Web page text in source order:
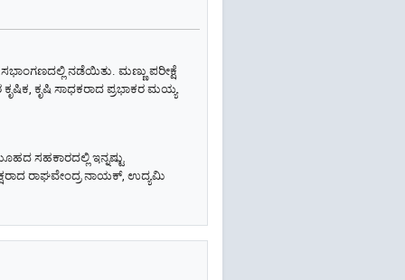
ನಡೆಯಿತು. ಮಣ್ಣು ಪರೀಕ್ಷೆ
ಕೃಷಿ ಸಾಧಕರಾದ ಪ್ರಭಾಕರ ಮಯ್ಯ
ಸಹಕಾರದಲ್ಲಿ ಇನ್ನಷ್ಟು
ರಾಘವೇಂದ್ರ ನಾಯಕ್, ಉದ್ಯಮಿ